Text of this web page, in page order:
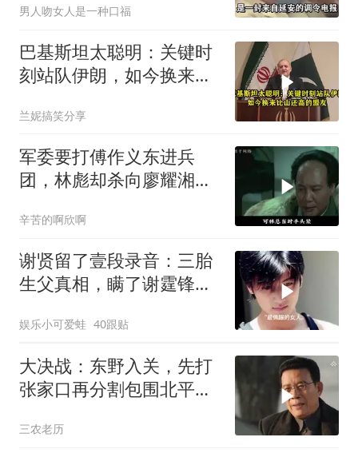
男人吻女人是一种口福
巴基斯坦太聪明：关键时
刻站队伊朗，如今换来比
兰妮搞笑分享
军委要打傅作义东进兵
团，林彪却杀向廖耀湘，
辛苦的啊欣啊
谢贤留了壹段录音：三胎
生父真相，瞒了谢霆锋整
娱乐小可爱蛙 40跟贴
大决战：东野入关，先打
张家口再分割包围北平，
三农老历